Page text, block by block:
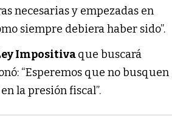
necesarias y empezadas en
siempre debiera haber sido”.
Impositivaque buscará
“Esperemos que no busquen
la presión fiscal”.